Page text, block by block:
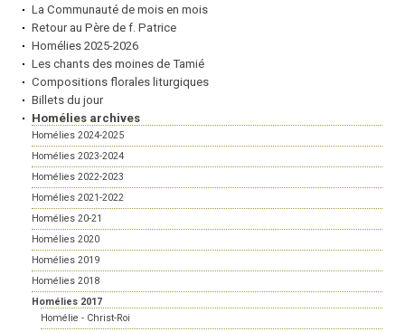
La Communauté de mois en mois
Retour au Père de f. Patrice
Homélies 2025-2026
Les chants des moines de Tamié
Compositions florales liturgiques
Billets du jour
Homélies archives
Homélies 2024-2025
Homélies 2023-2024
Homélies 2022-2023
Homélies 2021-2022
Homélies 20-21
Homélies 2020
Homélies 2019
Homélies 2018
Homélies 2017
Homélie - Christ-Roi